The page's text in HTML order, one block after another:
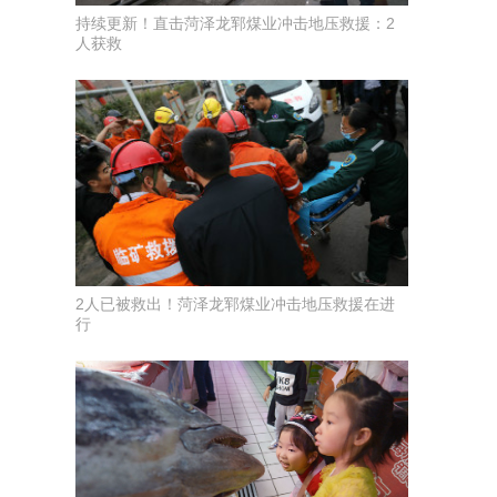
持续更新！直击菏泽龙郓煤业冲击地压救援：2
人获救
2人已被救出！菏泽龙郓煤业冲击地压救援在进
行